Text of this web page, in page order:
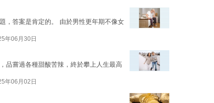
，答案是肯定的。 由於男性更年期不像女
年06月30日
品嘗過各種甜酸苦辣，終於攀上人生最高
年06月02日